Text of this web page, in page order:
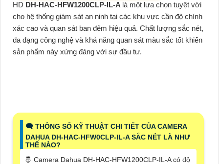
HD DH-HAC-HFW1200CLP-IL-A là một lựa chọn tuyệt vời
cho hệ thống giám sát an ninh tại các khu vực cần độ chính
xác cao và quan sát ban đêm hiệu quả. Chất lượng sắc nét,
đa dạng công nghệ và khả năng quan sát màu sắc tốt khiến
sản phẩm này xứng đáng với sự đầu tư.
🗨️ THÔNG SỐ KỸ THUẬT CHI TIẾT CỦA CAMERA
DAHUA DH-HAC-HFW0CLP-IL-A SẮC NÉT LÀ NHƯ
THẾ NÀO?
🤴 Camera Dahua DH-HAC-HFW1200CLP-IL-A có độ